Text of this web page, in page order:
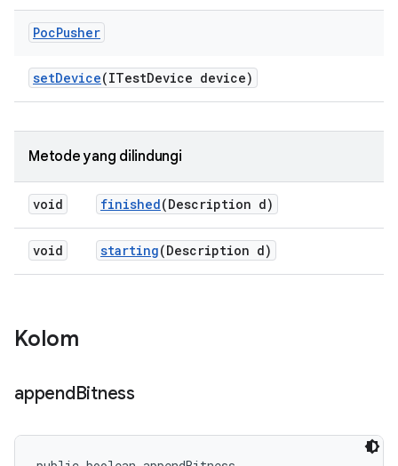
PocPusher
setDevice(ITestDevice device)
Metode yang dilindungi
void finished(Description d)
void starting(Description d)
Kolom
appendBitness